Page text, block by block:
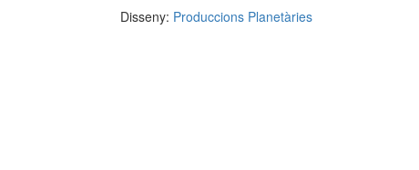
Disseny: Produccions Planetàries